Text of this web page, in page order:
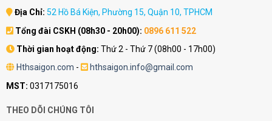
Địa Chỉ: 52 Hồ Bá Kiện, Phường 15, Quận 10, TPHCM
Tổng đài CSKH (08h30 - 20h00): 0896 611 522
Thời gian hoạt động: Thứ 2 - Thứ 7 (08h00 - 17h00)
Hthsaigon.com -
hthsaigon.info@gmail.com
MST: 0317175016
THEO DÕI CHÚNG TÔI